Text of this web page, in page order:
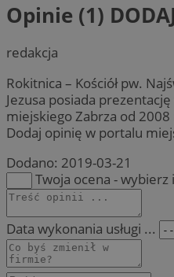
Opinie (1)
redakcja
Rokitnica – Kościół pw.
Jezusa posiada
miejskiego Zabrza od
Dodaj opinię w portalu
Dodano: 2019-03-21
Twoja ocena - wybierz
Data wykonania usługi ...